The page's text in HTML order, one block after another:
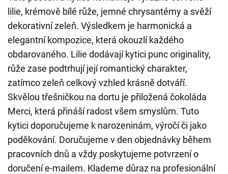
lilie, krémově bílé růže, jemné chrysantémy a svěží
dekorativní zeleň. Výsledkem je harmonická a
elegantní kompozice, která okouzlí každého
obdarovaného. Lilie dodávají kytici punc originality,
růže zase podtrhují její romantický charakter,
zatímco zeleň celkový vzhled krásně dotváří.
Skvělou třešničkou na dortu je přiložená čokoláda
Merci, která přináší radost všem smyslům. Tuto
kytici doporučujeme k narozeninám, výročí či jako
poděkování. Doručujeme v den objednávky během
pracovních dnů a vždy poskytujeme potvrzení o
doručení e-mailem. Klademe důraz na profesionální